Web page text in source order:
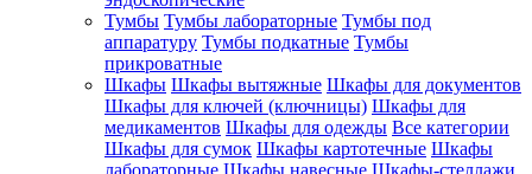
Тумбы Тумбы лабораторные Тумбы под
аппаратуру Тумбы подкатные Тумбы
прикроватные
Шкафы Шкафы вытяжные Шкафы для документов
Шкафы для ключей (ключницы) Шкафы для
медикаментов Шкафы для одежды Все категории
Шкафы для сумок Шкафы картотечные Шкафы
лабораторные Шкафы навесные Шкафы-стеллажи